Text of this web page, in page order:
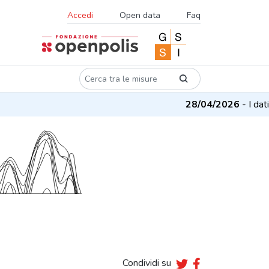
Accedi Open data Faq
28/04/2026- I dati
Condividi su